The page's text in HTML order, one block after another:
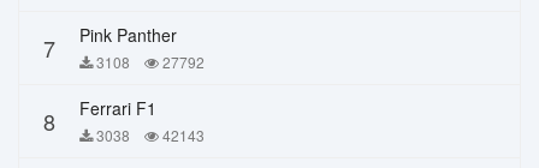
7 Pink Panther
3108 27792
8 Ferrari F1
3038 42143